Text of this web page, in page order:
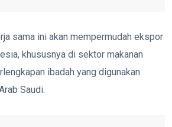
sama ini akan mempermudah ekspor
khususnya di sektor makanan
ibadah yang digunakan
Saudi.